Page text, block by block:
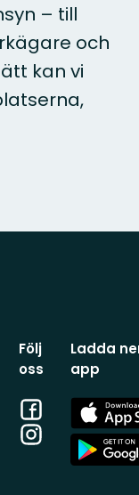
– till
och
kan vi
Följ
oss
Facebook
Instagram
Ladda
app
App
Store
App
Store